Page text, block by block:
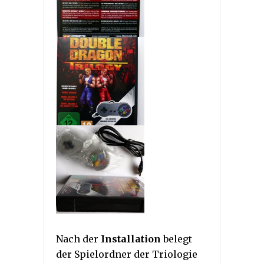
Nach der Installation belegt
der Spielordner der Triologie